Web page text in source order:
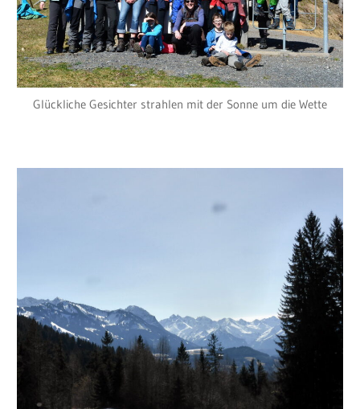
Glückliche Gesichter strahlen mit der Sonne um die Wette